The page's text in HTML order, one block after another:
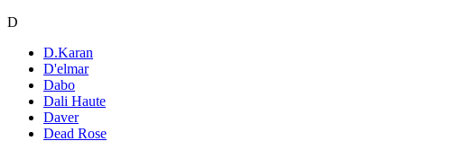
D
D.Karan
D'elmar
Dabo
Dali Haute
Daver
Dead Rose